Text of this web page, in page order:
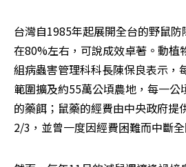
台灣自1985年起展開全台的野鼠
在80%左右，可說成效卓著。動植
組病蟲害管理科科長陳保良表示，
範圍擴及約55萬公頃農地，每一公
的藥餌；鼠藥的經費由中央政府提
2/3，並曾一度因經費困難而中斷